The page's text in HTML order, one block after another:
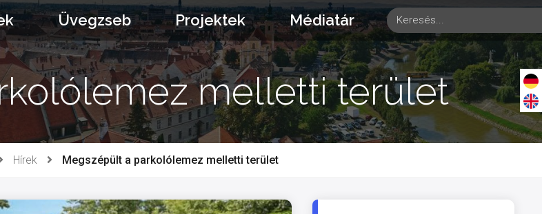
Üvegzseb Projektek Médiatár
melletti terület
Hírek Megszépült a parkolólemez melletti terület